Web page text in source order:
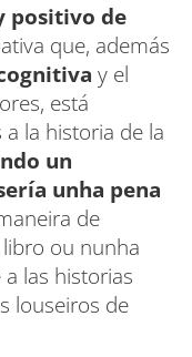
positivo de
que, además
y el
está
la historia de la
un
unha pena
de
ou nunha
las historias
louseiros de